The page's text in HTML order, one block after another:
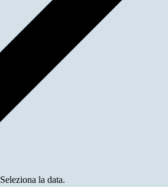
Seleziona la data.